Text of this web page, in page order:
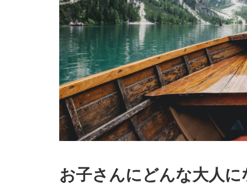
お子さんにどんな大人